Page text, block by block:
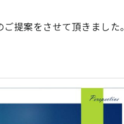
提案をさせて頂きました。